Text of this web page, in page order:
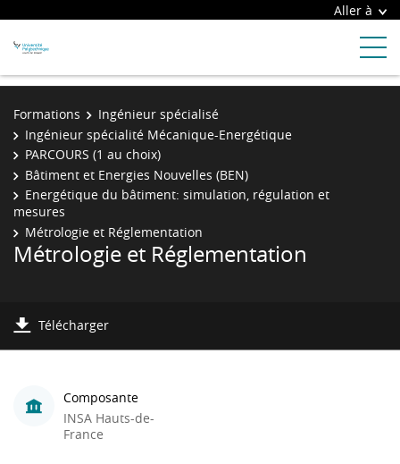
Aller à
Formations
Ingénieur spécialisé
Ingénieur spécialité Mécanique-Energétique
PARCOURS (1 au choix)
Bâtiment et Energies Nouvelles (BEN)
Energétique du bâtiment: simulation, régulation et
mesures
Métrologie et Réglementation
Métrologie et Réglementation
Télécharger
Composante
INSA Hauts-de-
France